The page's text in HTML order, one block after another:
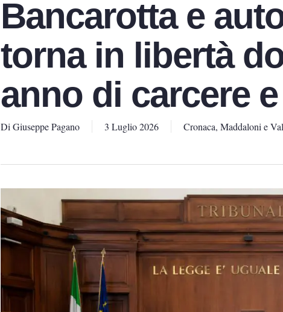
Bancarotta e
torna in libertà
anno di carcere
Di Giuseppe Pagano 3 Luglio 2026 Cronaca, Maddaloni e